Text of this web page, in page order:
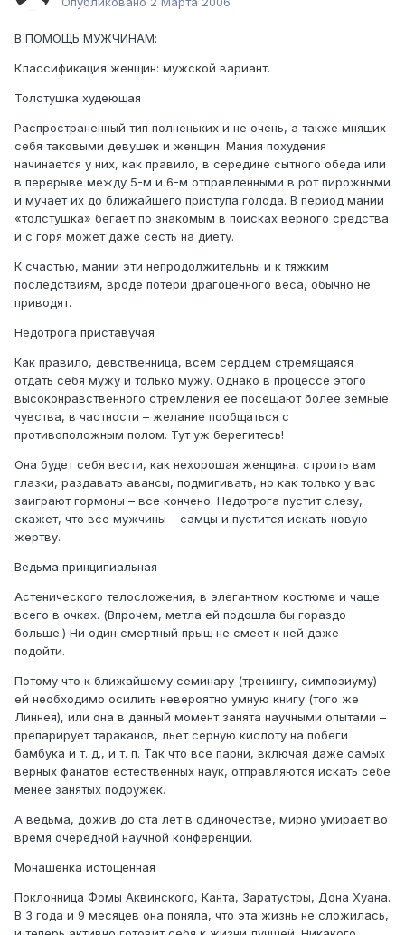
В ПОМОЩЬ МУЖЧИНАМ:
Классификация женщин: мужской вариант.
Толстушка худеющая
Распространенный тип полненьких и не очень, а также мнящих
себя таковыми девушек и женщин. Мания похудения
начинается у них, как правило, в середине сытного обеда или
в перерыве между 5-м и 6-м отправленными в рот пирожными
и мучает их до ближайшего приступа голода. В период мании
«толстушка» бегает по знакомым в поисках верного средства
и с горя может даже сесть на диету.
К счастью, мании эти непродолжительны и к тяжким
последствиям, вроде потери драгоценного веса, обычно не
приводят.
Недотрога приставучая
Как правило, девственница, всем сердцем стремящаяся
отдать себя мужу и только мужу. Однако в процессе этого
высоконравственного стремления ее посещают более земные
чувства, в частности – желание пообщаться с
противоположным полом. Тут уж берегитесь!
Она будет себя вести, как нехорошая женщина, строить вам
глазки, раздавать авансы, подмигивать, но как только у вас
заиграют гормоны – все кончено. Недотрога пустит слезу,
скажет, что все мужчины – самцы и пустится искать новую
жертву.
Ведьма принципиальная
Астенического телосложения, в элегантном костюме и чаще
всего в очках. (Впрочем, метла ей подошла бы гораздо
больше.) Ни один смертный прыщ не смеет к ней даже
подойти.
Потому что к ближайшему семинару (тренингу, симпозиуму)
ей необходимо осилить невероятно умную книгу (того же
Линнея), или она в данный момент занята научными опытами –
препарирует тараканов, льет серную кислоту на побеги
бамбука и т. д., и т. п. Так что все парни, включая даже самых
верных фанатов естественных наук, отправляются искать себе
менее занятых подружек.
А ведьма, дожив до ста лет в одиночестве, мирно умирает во
время очередной научной конференции.
Монашенка истощенная
Поклонница Фомы Аквинского, Канта, Заратустры, Дона Хуана.
В 3 года и 9 месяцев она поняла, что эта жизнь не сложилась,